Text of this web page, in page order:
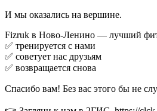
И мы оказались на вершине. ⠀
Fizruk в Ново-Ленино — лучший
✅ тренируется с нами
✅ советует нас друзьям
✅ возвращается снова ⠀
Спасибо вам! Без вас этого бы не